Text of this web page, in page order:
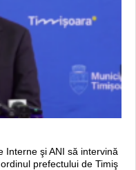
Interne şi ANI să intervină
prefectului de Timiş